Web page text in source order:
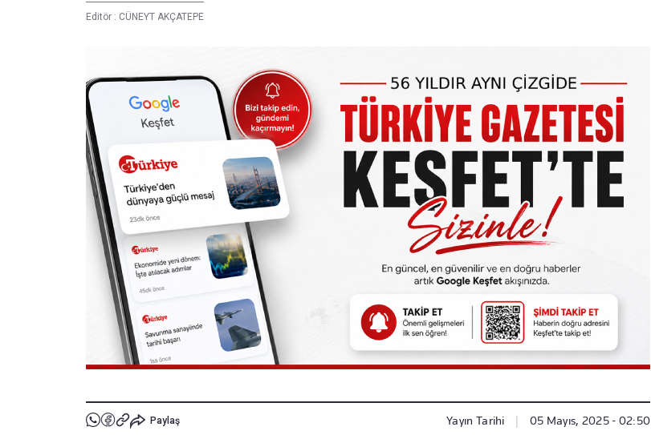
Editör : CÜNEYT AKÇATEPE
Paylaş Yayın Tarihi 05 Mayıs, 2025 - 02:50